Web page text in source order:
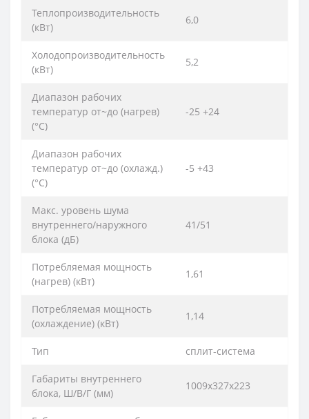
Теплопроизводительность
(кВт)
6,0
Холодопроизводительность
(кВт)
5,2
Диапазон рабочих
температур от~до (нагрев)
(°C)
-25 +24
Диапазон рабочих
температур от~до (охлажд.)
(°C)
-5 +43
Макс. уровень шума
внутреннего/наружного
блока (дБ)
41/51
Потребляемая мощность
(нагрев) (кВт)
1,61
Потребляемая мощность
(охлаждение) (кВт)
1,14
Тип сплит-система
Габариты внутреннего
блока, Ш/В/Г (мм)
1009х327х223